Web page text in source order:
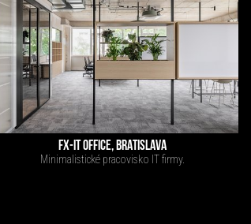
FX-IT OFFICE, BRATISLAVA
Minimalistické pracovisko IT firmy.